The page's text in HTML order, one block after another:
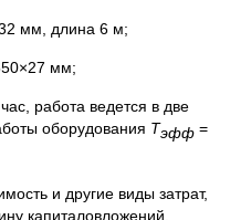
мм, длина 6 м;
мм;
работа ведется в две
оборудования Тэфф =
и другие виды затрат,
капиталовложений,